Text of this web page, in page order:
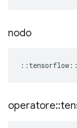
nodo
:: tensorflow ::
operatore::